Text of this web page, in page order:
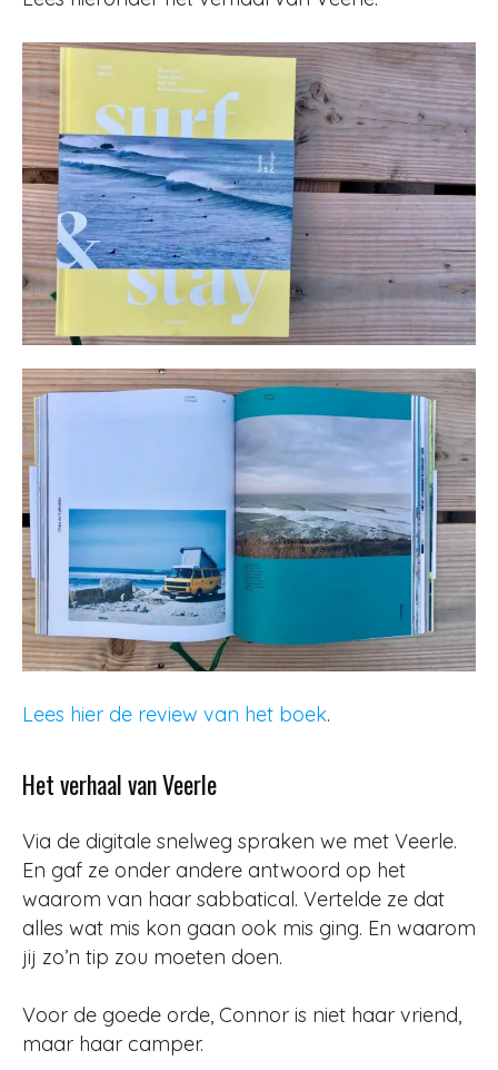
Lees hier de review van het boek.
Het verhaal van Veerle
Via de digitale snelweg spraken we met Veerle.
En gaf ze onder andere antwoord op het
waarom van haar sabbatical. Vertelde ze dat
alles wat mis kon gaan ook mis ging. En waarom
jij zo’n tip zou moeten doen.
Voor de goede orde, Connor is niet haar vriend,
maar haar camper.